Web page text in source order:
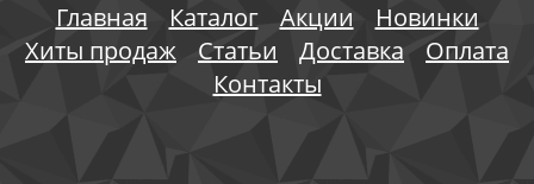
Главная Каталог Акции
Новинки
Хиты продаж
Статьи Доставка
Оплата
Контакты